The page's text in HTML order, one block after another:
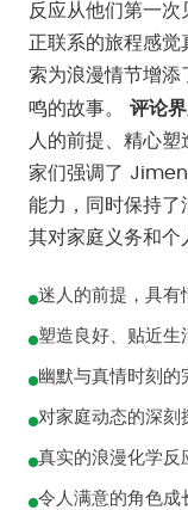
反应从他们第一
正联系的旅程感
索为浪漫情节增添
鸣的故事。 评论界
人的前提、精心
家们强调了
能力，同时保持了
其对家庭义务和个
迷人的前提，具有
塑造良好、贴近生
幽默与真情时刻的
对家庭动态的深刻
真实的浪漫化学反
令人满意的角色成